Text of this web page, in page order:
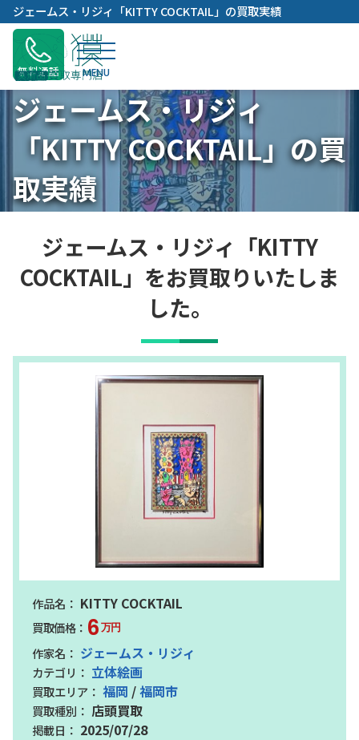
内
容
キ
ッ
プ
ジェームス・リジィ「KITTY COCKTAIL」の買取実績
無料通話
ジェームス・リジィ
「KITTY COCKTAIL」の買
取実績
ジェームス・リジィ「KITTY
COCKTAIL」をお買取りいたしま
した。
KITTY COCKTAIL
6万円
ジェームス・リジィ
立体絵画
福岡 /福岡市
店頭買取
2025/07/28